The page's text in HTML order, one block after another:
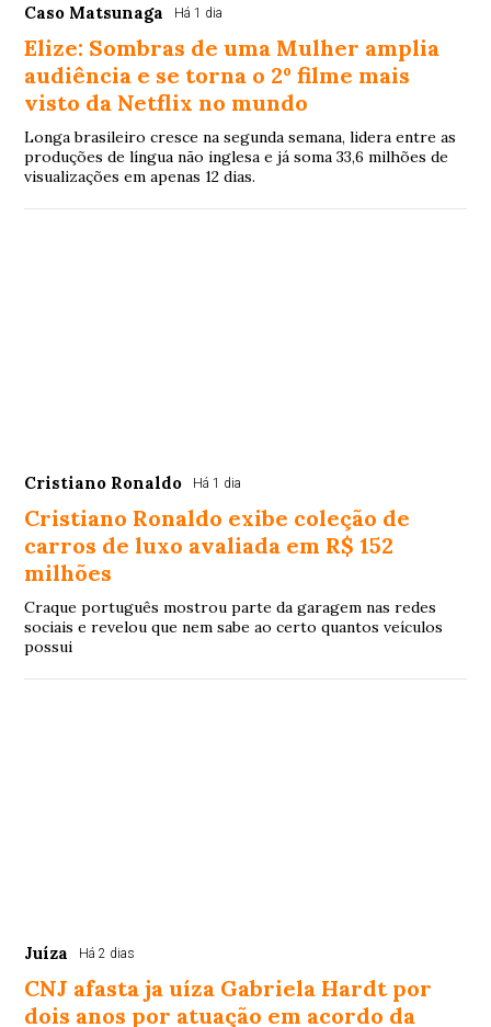
Caso Matsunaga Há 1 dia
Elize: Sombras de uma Mulher amplia
audiência e se torna o 2º filme mais
visto da Netflix no mundo
Longa brasileiro cresce na segunda semana, lidera entre as
produções de língua não inglesa e já soma 33,6 milhões de
visualizações em apenas 12 dias.
Cristiano Ronaldo Há 1 dia
Cristiano Ronaldo exibe coleção de
carros de luxo avaliada em R$ 152
milhões
Craque português mostrou parte da garagem nas redes
sociais e revelou que nem sabe ao certo quantos veículos
possui
Juíza Há 2 dias
CNJ afasta ja uíza Gabriela Hardt por
dois anos por atuação em acordo da